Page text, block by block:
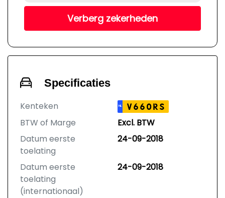
Verberg zekerheden
Specificaties
Kenteken NL V660RS
BTW of Marge
Excl. BTW
Datum eerste
toelating
24-09-2018
Datum eerste
toelating
(internationaal)
24-09-2018